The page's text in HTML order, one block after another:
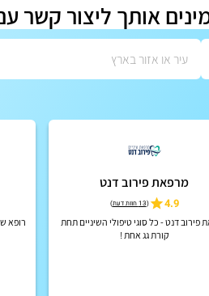
אותך ליצור קשר
מרפאת פירוב דנט
4.9
(13 חוות דעת )
פירוב דנט - כל סוגי טיפולי השיניים תחת
קורת גג אחת !